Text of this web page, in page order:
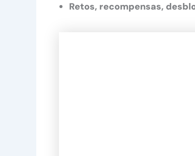
Retos, recompensas,